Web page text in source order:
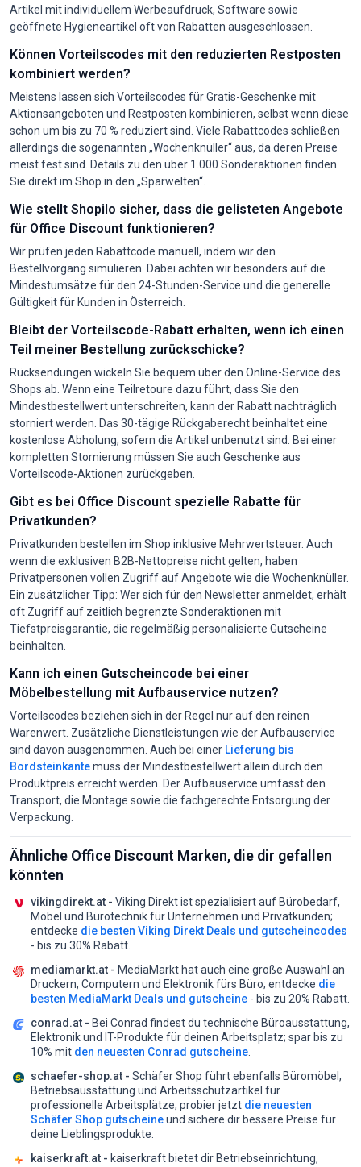
Artikel mit individuellem Werbeaufdruck, Software sowie
geöffnete Hygieneartikel oft von Rabatten ausgeschlossen.
Können Vorteilscodes mit den reduzierten Restposten
kombiniert werden?
Meistens lassen sich Vorteilscodes für Gratis-Geschenke mit
Aktionsangeboten und Restposten kombinieren, selbst wenn diese
schon um bis zu 70 % reduziert sind. Viele Rabattcodes schließen
allerdings die sogenannten „Wochenknüller“ aus, da deren Preise
meist fest sind. Details zu den über 1.000 Sonderaktionen finden
Sie direkt im Shop in den „Sparwelten“.
Wie stellt Shopilo sicher, dass die gelisteten Angebote
für Office Discount funktionieren?
Wir prüfen jeden Rabattcode manuell, indem wir den
Bestellvorgang simulieren. Dabei achten wir besonders auf die
Mindestumsätze für den 24-Stunden-Service und die generelle
Gültigkeit für Kunden in Österreich.
Bleibt der Vorteilscode-Rabatt erhalten, wenn ich einen
Teil meiner Bestellung zurückschicke?
Rücksendungen wickeln Sie bequem über den Online-Service des
Shops ab. Wenn eine Teilretoure dazu führt, dass Sie den
Mindestbestellwert unterschreiten, kann der Rabatt nachträglich
storniert werden. Das 30-tägige Rückgaberecht beinhaltet eine
kostenlose Abholung, sofern die Artikel unbenutzt sind. Bei einer
kompletten Stornierung müssen Sie auch Geschenke aus
Vorteilscode-Aktionen zurückgeben.
Gibt es bei Office Discount spezielle Rabatte für
Privatkunden?
Privatkunden bestellen im Shop inklusive Mehrwertsteuer. Auch
wenn die exklusiven B2B-Nettopreise nicht gelten, haben
Privatpersonen vollen Zugriff auf Angebote wie die Wochenknüller.
Ein zusätzlicher Tipp: Wer sich für den Newsletter anmeldet, erhält
oft Zugriff auf zeitlich begrenzte Sonderaktionen mit
Tiefstpreisgarantie, die regelmäßig personalisierte Gutscheine
beinhalten.
Kann ich einen Gutscheincode bei einer
Möbelbestellung mit Aufbauservice nutzen?
Vorteilscodes beziehen sich in der Regel nur auf den reinen
Warenwert. Zusätzliche Dienstleistungen wie der Aufbauservice
sind davon ausgenommen. Auch bei einer Lieferung bis
Bordsteinkantemuss der Mindestbestellwert allein durch den
Produktpreis erreicht werden. Der Aufbauservice umfasst den
Transport, die Montage sowie die fachgerechte Entsorgung der
Verpackung.
Ähnliche Office Discount Marken, die dir gefallen
könnten
vikingdirekt.at - Viking Direkt ist spezialisiert auf Bürobedarf,
Möbel und Bürotechnik für Unternehmen und Privatkunden;
entdecke die besten Viking Direkt Deals und gutscheincodes
- bis zu 30% Rabatt.
mediamarkt.at - MediaMarkt hat auch eine große Auswahl an
Druckern, Computern und Elektronik fürs Büro; entdecke die
besten MediaMarkt Deals und gutscheine - bis zu 20% Rabatt.
conrad.at - Bei Conrad findest du technische Büroausstattung,
Elektronik und IT-Produkte für deinen Arbeitsplatz; spar bis zu
10% mit den neuesten Conrad gutscheine
schaefer-shop.at - Schäfer Shop führt ebenfalls Büromöbel,
Betriebsausstattung und Arbeitsschutzartikel für
professionelle Arbeitsplätze; probier jetzt die neuesten
Schäfer Shop gutscheineund sichere dir bessere Preise für
deine Lieblingsprodukte.
kaiserkraft.at - kaiserkraft bietet dir Betriebseinrichtung,